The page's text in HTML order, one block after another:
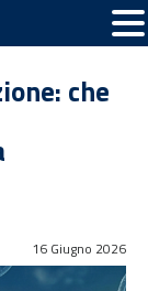
che
16 Giugno 2026